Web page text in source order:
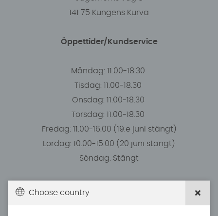
141 75 Kungens Kurva
Öppettider/Kundservice
Måndag: 11.00-18.30
Tisdag: 11.00-18.30
Onsdag: 11.00-18.30
Torsdag: 11.00-18.30
Fredag: 11.00-16:00 (19:e juni stängt)
Lördag: 10.00-15.00 (20 juni stängt)
Söndag: Stängt
Du kan hämta ordrar efter överenskommelse från
Choose country